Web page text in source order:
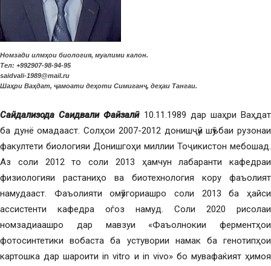
Номзади илмҳои биология, муалими калон.
Тел: +992907-98-94-95
saidvali-1989@mail.ru
Шаҳри Ваҳдат, ҷамоати деҳоти Симиганҷ, деҳаи Тангаи.
Сайдализода Саидвали Файзалӣ 10.11.1989 дар шаҳри Ваҳдат
ба дунё омадааст. Солҳои 2007-2012 донишҷӯи шӯъбаи рузонаи
факултети биологияи Донишгоҳи миллии Тоҷикистон мебошад.
Аз соли 2012 то соли 2013 ҳамчун лабаранти кафедраи
физиологияи растаниҳо ва биотехнология кору фаъолият
намудааст. Фаъолияти омӯзгориашро соли 2013 ба ҳайси
ассистенти кафедра оѓоз намуд. Соли 2020 рисолаи
номзадиаашро дар мавзуи «Фаъолнокии ферментҳои
фотосинтетики вобаста ба устувории намак ба генотипҳои
картошка дар шароити in vitro и in vivo» бо мувафаќият ҳимоя